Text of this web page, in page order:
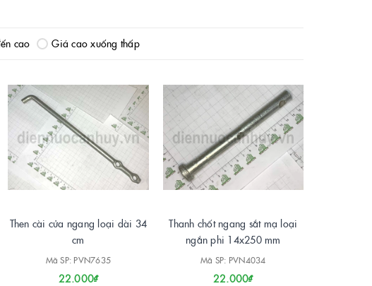
cao Giá cao xuống thấp
Then cài cửa ngang loại dài 34
cm
Mã SP: PVN7635
22.000₫
Thanh chốt ngang sắt mạ loại
ngắn phi 14x250 mm
Mã SP: PVN4034
22.000₫